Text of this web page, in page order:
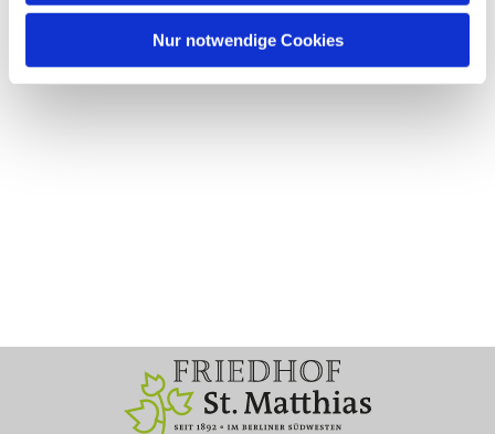
Nur notwendige Cookies